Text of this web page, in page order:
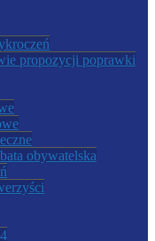
propozycji poprawki
obywatelska